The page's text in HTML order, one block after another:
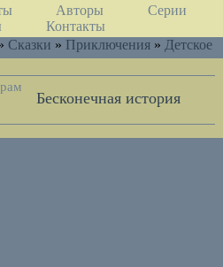
Авторы
Серии
Контакты
Сказки » Приключения » Детское
Бесконечная история